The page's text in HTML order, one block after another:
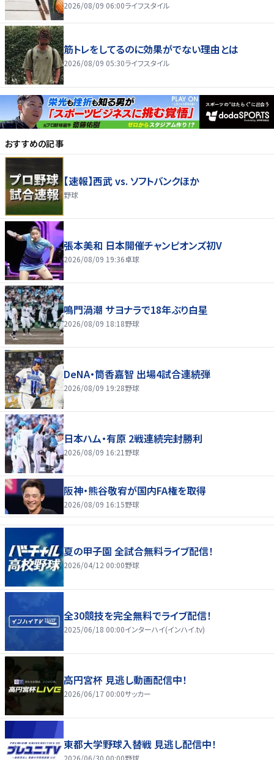
2026/08/09 06:00ライフスタイル
筋トレをしてるのに効果がでない理由とは
2026/08/09 05:30ライフスタイル
おすすめの記事
【速報】西武 vs. ソフトバンクほか
野球
張本美和 日本開催チャンピオンズ初V
2026/08/09 19:36卓球
鳴門渦潮 サヨナラで18年ぶり白星
2026/08/09 18:18野球
DeNA・筒香嘉智 出場4試合連続弾
2026/08/09 19:28野球
日本ハム・有原 2戦連続完封勝利
2026/08/09 16:21 野球
阪神・熊谷敬宥が国内FA権を取得
2026/08/09 16:15野球
夏の甲子園 全試合無料ライブ配信！
2026/04/12 00:00野球
全30競技を完全無料でライブ配信！
2025/06/18 00:00インターハイ(インハイ.tv)
高円宮杯 見逃し動画配信中！
2026/06/17 00:00サッカー
東都大学野球入替戦 見逃し配信中！